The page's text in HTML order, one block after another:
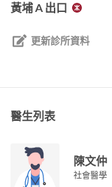
黃埔 A 出口
更新診所資料
醫生列表
陳文仲
社會醫學